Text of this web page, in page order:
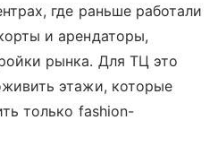
где раньше работали
и арендаторы,
рынка. Для ТЦ это
этажи, которые
только fashion-